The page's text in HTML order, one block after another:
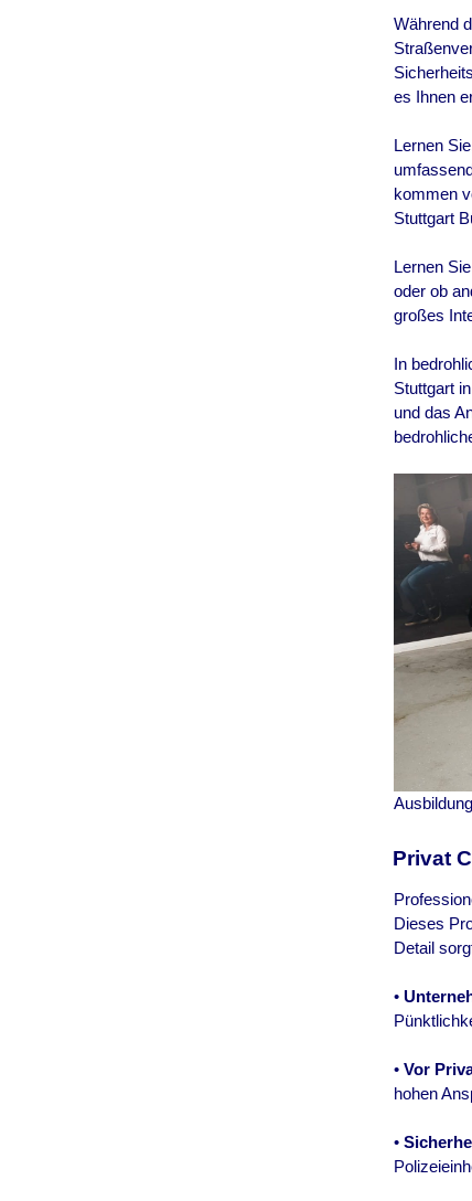
Während
es Ihnen
Lernen
kommen
Stuttgart
Lernen
oder ob
großes
In
Stuttgart
und das
Privat
Dieses
Detail
•
• Vor
hohen
•